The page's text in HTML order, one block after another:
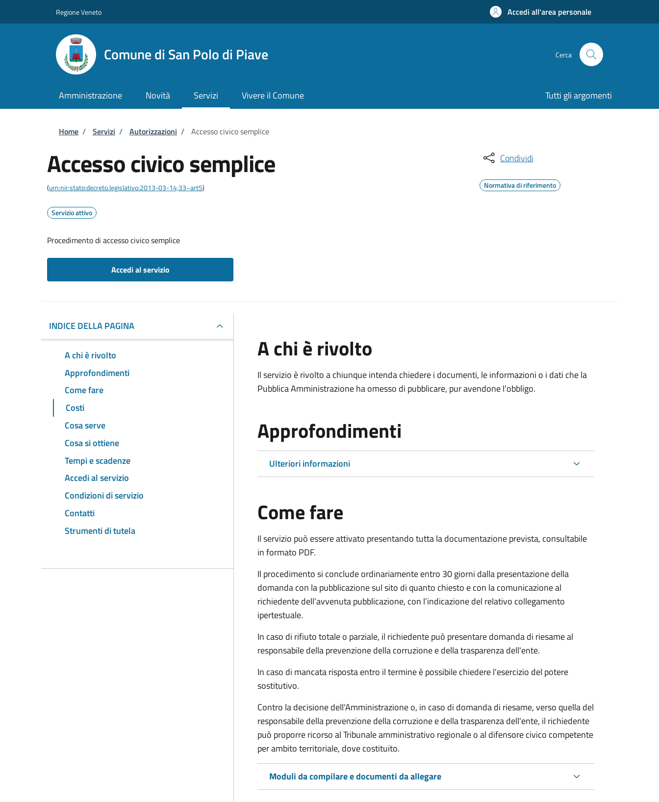
Regione Veneto Accedi all'area personale
Comune di San Polo di Piave Cerca
Amministrazione Novità Servizi Vivere il Comune Tutti gli argomenti
Briciole di pane
Home / Servizi / Autorizzazioni / Accesso civico semplice
Accesso civico semplice
(urn:nir:stato:decreto.legislativo:2013-03-14;33~art5)
Servizio attivo
Procedimento di accesso civico semplice
Accedi al servizio
Condividi
Normativa di riferimento
INDICE DELLA PAGINA
A chi è rivolto
Approfondimenti
Come fare
Costi
Cosa serve
Cosa si ottiene
Tempi e scadenze
Accedi al servizio
Condizioni di servizio
Contatti
Strumenti di tutela
A chi è rivolto
Il servizio è rivolto a chiunque intenda chiedere i documenti, le informazioni o i dati che la
Pubblica Amministrazione ha omesso di pubblicare, pur avendone l’obbligo.
Approfondimenti
Ulteriori informazioni
Come fare
Il servizio può essere attivato presentando tutta la documentazione prevista, consultabile
in formato PDF.
Il procedimento si conclude ordinariamente entro 30 giorni dalla presentazione della
domanda con la pubblicazione sul sito di quanto chiesto e con la comunicazione al
richiedente dell’avvenuta pubblicazione, con l’indicazione del relativo collegamento
ipertestuale.
In caso di rifiuto totale o parziale, il richiedente può presentare domanda di riesame al
responsabile della prevenzione della corruzione e della trasparenza dell'ente.
In caso di mancata risposta entro il termine è possibile chiedere l'esercizio del potere
sostitutivo.
Contro la decisione dell'Amministrazione o, in caso di domanda di riesame, verso quella del
responsabile della prevenzione della corruzione e della trasparenza dell'ente, il richiedente
può proporre ricorso al Tribunale amministrativo regionale o al difensore civico competente
per ambito territoriale, dove costituito.
Moduli da compilare e documenti da allegare